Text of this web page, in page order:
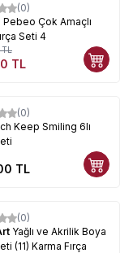
(0)
Pebeo Çok Amaçlı
Seti 4
TL
TL
(0)
Keep Smiling 6lı
TL
(0)
Yağlı ve Akrilik Boya
(11) Karma Fırça